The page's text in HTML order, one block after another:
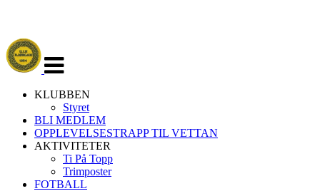
navigasjon
KLUBBEN
Styret
BLI MEDLEM
OPPLEVELSESTRAPP TIL VETTAN
AKTIVITETER
Ti På Topp
Trimposter
FOTBALL